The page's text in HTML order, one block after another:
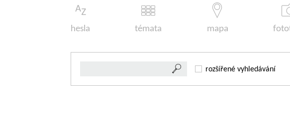
hesla témata mapa
rozšířené vyhledávání